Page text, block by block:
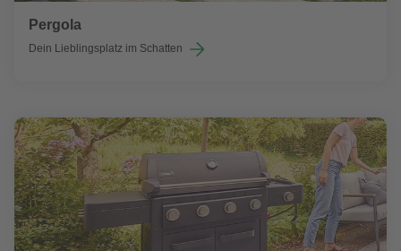
Pergola
Dein Lieblingsplatz im Schatten